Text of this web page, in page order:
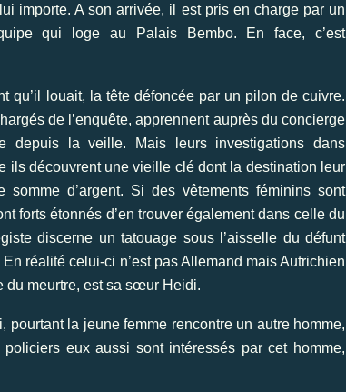
importe. A son arrivée, il est pris en charge par un
qui loge au Palais Bembo. En face, c’est
qu’il louait, la tête défoncée par un pilon de cuivre.
de l’enquête, apprennent auprès du concierge
depuis la veille. Mais leurs investigations dans
ils découvrent une vieille clé dont la destination leur
d’argent. Si des vêtements féminins sont
forts étonnés d’en trouver également dans celle du
discerne un tatouage sous l’aisselle du défunt
réalité celui-ci n’est pas Allemand mais Autrichien
du meurtre, est sa sœur Heidi.
pourtant la jeune femme rencontre un autre homme,
eux aussi sont intéressés par cet homme,